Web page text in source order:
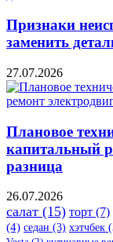
Признаки
заменить
27.07.2026
Плановое
капитальный
разница
26.07.2026
салат (15) торт (7)
(4) седан (3) хэтчбек